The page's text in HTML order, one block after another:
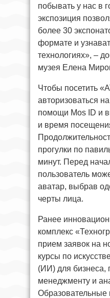
побывать у нас в
экспозиция
более 30
формате и
технологиях», –
музея Елена
Чтобы посетить
авторизоваться
помощи Mos ID и
и время
прогулки по
минут. Перед
пользователь
аватар, выбрав
черты лица.
Ранее
комплекс
прием заявок на
курсы по
(ИИ) для бизнеса,
менеджменту и